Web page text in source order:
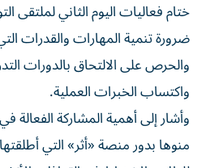
ختام فعاليات اليوم الثاني لملتقى
ضرورة تنمية المهارات والقدرات
والحرص على الالتحاق بالدورات
واكتساب الخبرات العملية.
وأشار إلى أهمية المشاركة الفعالة
منوها بدور منصة «أثر» التي